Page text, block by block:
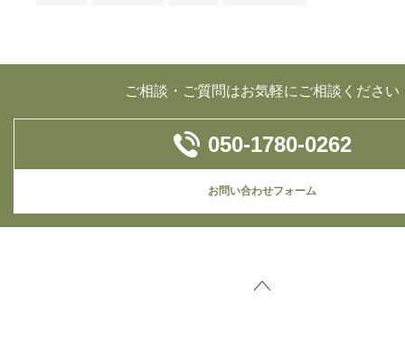
ご相談・ご質問はお気軽にご相談ください
050-1780-0262
お問い合わせフォーム